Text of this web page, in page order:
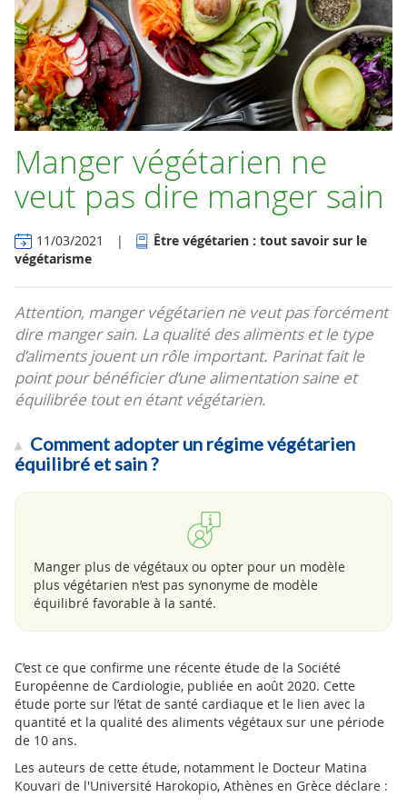
Manger végétarien ne
veut pas dire manger sain
11/03/2021 |
Être végétarien : tout savoir sur le
végétarisme
Attention, manger végétarien ne veut pas forcément
dire manger sain. La qualité des aliments et le type
d’aliments jouent un rôle important. Parinat fait le
point pour bénéficier d’une alimentation saine et
équilibrée tout en étant végétarien.
Comment adopter un régime végétarien
équilibré et sain ?
Manger plus de végétaux ou opter pour un modèle
plus végétarien n’est pas synonyme de modèle
équilibré favorable à la santé.
C’est ce que confirme une récente étude de la Société
Européenne de Cardiologie, publiée en août 2020. Cette
étude porte sur l’état de santé cardiaque et le lien avec la
quantité et la qualité des aliments végétaux sur une période
de 10 ans.
Les auteurs de cette étude, notamment le Docteur Matina
Kouvari de l'Université Harokopio, Athènes en Grèce déclare :